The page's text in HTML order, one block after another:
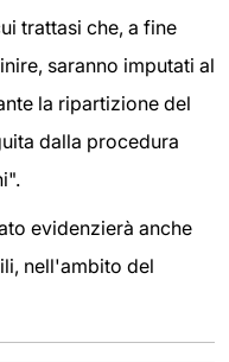
trattasi che, a fine
saranno imputati al
la ripartizione del
dalla procedura
evidenzierà anche
nell'ambito del